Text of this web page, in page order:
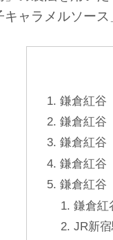
キャラメルソー
鎌倉紅谷
鎌倉紅谷
鎌倉紅谷
鎌倉紅谷
鎌倉紅谷
鎌倉
JR新